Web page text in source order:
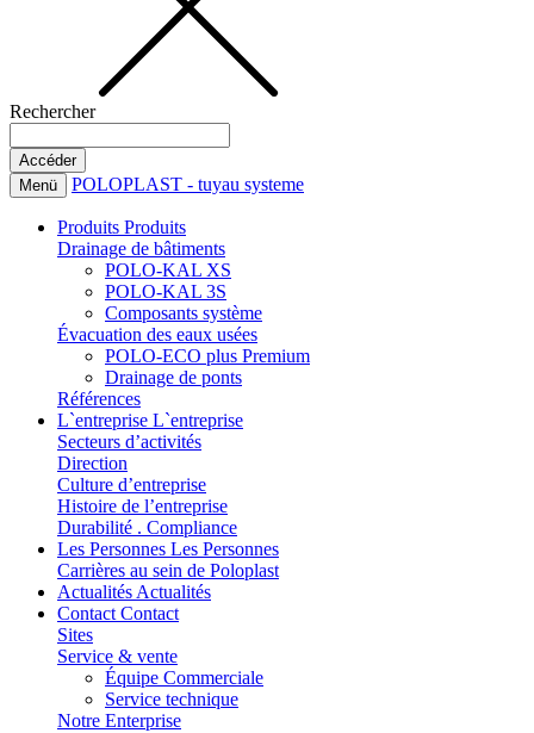
Rechercher
Menü POLOPLAST - tuyau systeme
Produits Produits
Drainage de bâtiments
POLO-KAL XS
POLO-KAL 3S
Composants système
Évacuation des eaux usées
POLO-ECO plus Premium
Drainage de ponts
Références
L`entreprise L`entreprise
Secteurs d’activités
Direction
Culture d’entreprise
Histoire de l’entreprise
Durabilité . Compliance
Les Personnes Les Personnes
Carrières au sein de Poloplast
Actualités Actualités
Contact Contact
Sites
Service & vente
Équipe Commerciale
Service technique
Notre Enterprise